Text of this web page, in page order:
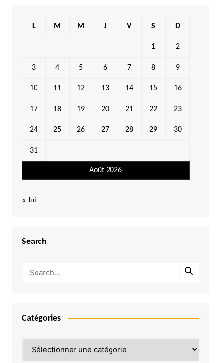
Août 2026
L M M J V S D
1 2
3 4 5 6 7 8 9
10 11 12 13 14 15 16
17 18 19 20 21 22 23
24 25 26 27 28 29 30
31
« Juil
Search
Catégories